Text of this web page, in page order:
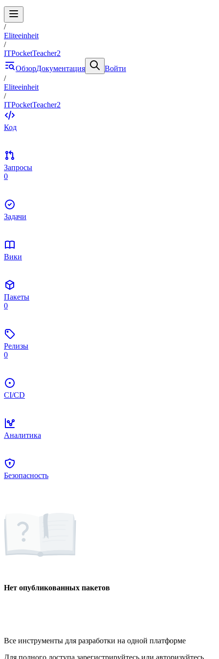
/
Eliteeinheit
/
ITPocketTeacher2
ОбзорДокументация
Войти
/
Eliteeinheit
/
ITPocketTeacher2
Код
Запросы
0
Задачи
Вики
Пакеты
0
Релизы
0
CI/CD
Аналитика
Безопасность
Нет опубликованных пакетов
Все инструменты для разработки на одной платформе
Для полного доступа зарегистрируйтесь или авторизуйтесь